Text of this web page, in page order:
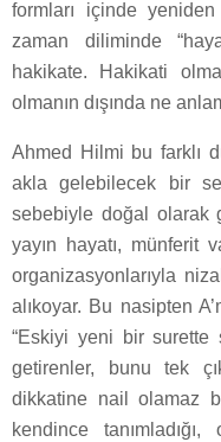
formları içinde
zaman diliminde
hakikate. Hakikati
olmanın dışında ne
Ahmed Hilmi bu farklı
akla gelebilecek bir
sebebiyle doğal olarak
yayın hayatı, münferit
organizasyonlarıyla
alıkoyar. Bu nasipten
“Eskiyi yeni bir surette
getirenler, bunu tek
dikkatine nail olamaz
kendince